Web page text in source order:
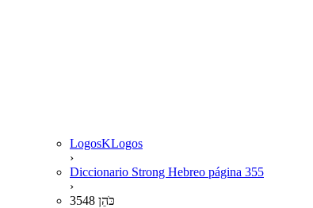
LogosKLogos
›
Diccionario Strong Hebreo página 355
›
3548 כֹּהֵן